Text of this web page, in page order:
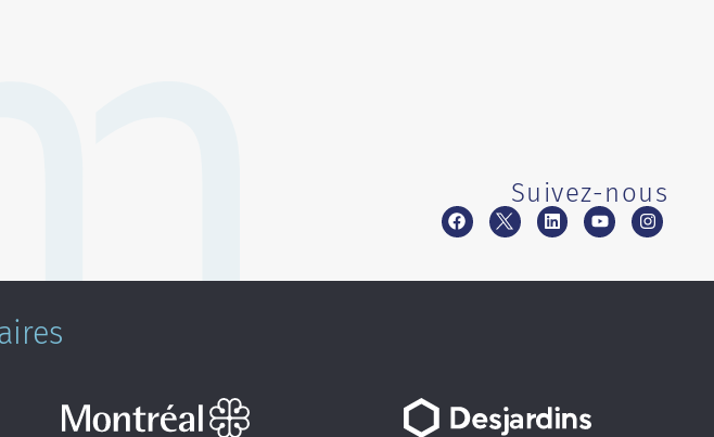
Suivez-nous